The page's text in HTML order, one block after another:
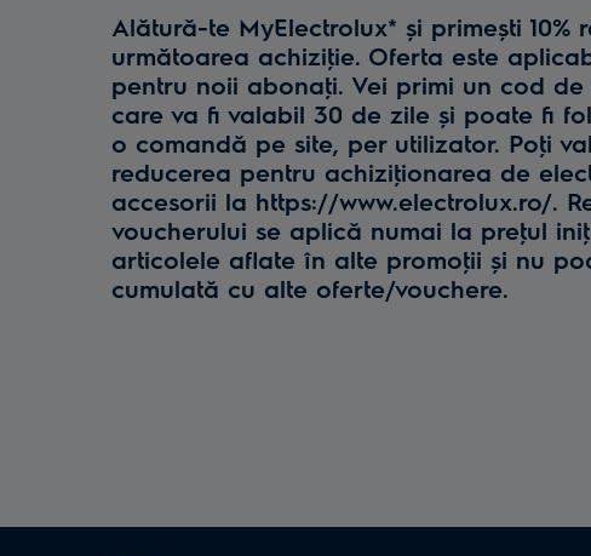
Alătură-te MyElectrolux* și primești 10%
următoarea achiziţie. Oferta este
pentru noii abonaţi. Vei primi un cod de
care va fi valabil 30 de zile și poate fi
o comandă pe site, per utilizator. Poţi
reducerea pentru achiziţionarea de
accesorii la https://www.electrolux.ro/.
voucherului se aplică numai la preţul
articolele aflate în alte promoţii și nu
cumulată cu alte oferte/vouchere.